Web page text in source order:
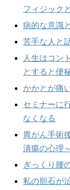
フィジック
病的な意識
苦手な人と
人生はコン
とすると便
かかとが痛
セミナーに
なくなる
胃がん手術
潰瘍の心理～
ぎっくり腰
私の胆石が